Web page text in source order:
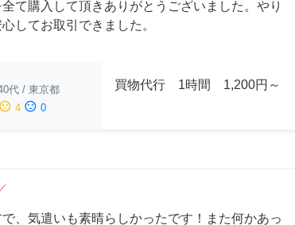
て購入して頂きありがとうございました。やり
してお取引できました。
代 / 東京都
sentiment_neutral 4 sentiment_dissatisfied 0
買物代行 1時間 1,200円～
、気遣いも素晴らしかったです！また何かあっ